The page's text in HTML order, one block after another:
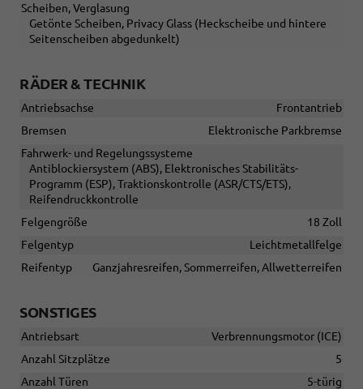
Scheiben, Verglasung
Getönte Scheiben, Privacy Glass (Heckscheibe und hintere
Seitenscheiben abgedunkelt)
RÄDER & TECHNIK
Antriebsachse
Frontantrieb
Bremsen
Elektronische Parkbremse
Fahrwerk- und Regelungssysteme
Antiblockiersystem (ABS), Elektronisches Stabilitäts-
Programm (ESP), Traktionskontrolle (ASR/CTS/ETS),
Reifendruckkontrolle
Felgengröße
18 Zoll
Felgentyp
Leichtmetallfelge
Reifentyp
Ganzjahresreifen, Sommerreifen, Allwetterreifen
SONSTIGES
Antriebsart
Verbrennungsmotor (ICE)
Anzahl Sitzplätze
5
Anzahl Türen
5-türig